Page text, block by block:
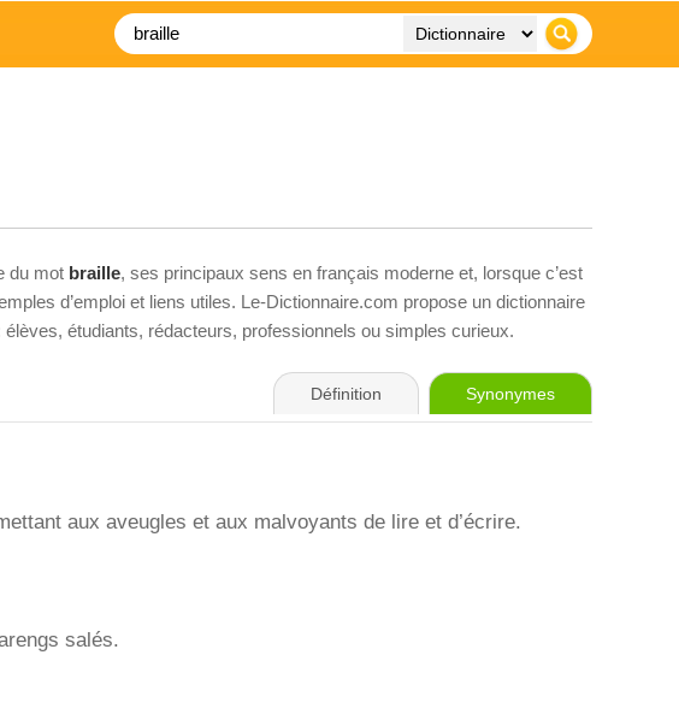
du mot braille, ses principaux sens en français moderne et, lorsque c’est
d’emploi et liens utiles. Le-Dictionnaire.com propose un dictionnaire
étudiants, rédacteurs, professionnels ou simples curieux.
Définition Synonymes
aux aveugles et aux malvoyants de lire et d’écrire.
salés.